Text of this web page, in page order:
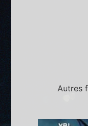
Autres